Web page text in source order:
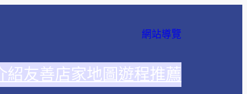
網站導覽
紹友善店家地圖遊程推薦